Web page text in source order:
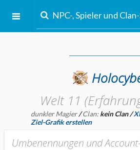
Welt 11
dunkler Magier/Clan: kein Clan/
Ziel-Grafik erstellen
Umbenennungen und